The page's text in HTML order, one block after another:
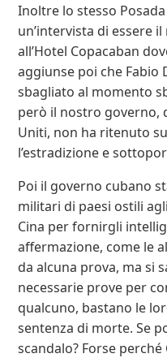
Inoltre lo stesso
un’intervista di essere
all’Hotel Copacaban
aggiunse poi che Fabio
sbagliato al momento
però il nostro governo,
Uniti, non ha ritenuto
l’estradizione e
Poi il governo cubano
militari di paesi ostili
Cina per fornirgli
affermazione, come le
da alcuna prova, ma si
necessarie prove per
qualcuno, bastano le
sentenza di morte. Se
scandalo? Forse